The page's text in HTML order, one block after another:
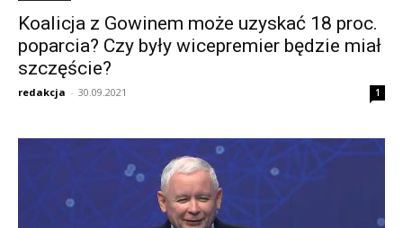
Koalicja z Gowinem może uzyskać 18 proc.
poparcia? Czy były wicepremier będzie miał
szczęście?
redakcja - 30.09.2021 1